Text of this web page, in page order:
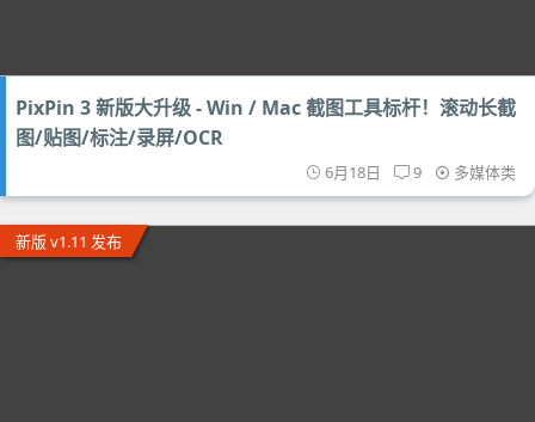
PixPin 3 新版大升级 - Win / Mac 截图工具标杆！滚动长截
图/贴图/标注/录屏/OCR
6月18日 9 多媒体类
新版 v1.11 发布